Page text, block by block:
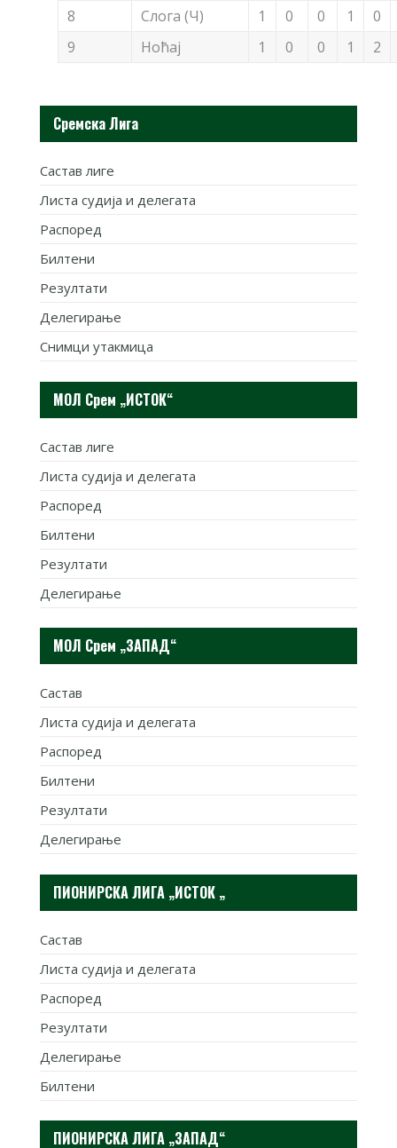
8
Слога (Ч) 1 0 0 1
0
9
Ноћај 1 0 0 1 2
Сремска Лига
Састав лиге
Листа судија и делегата
Распоред
Билтени
Резултати
Делегирање
Снимци утакмица
МОЛ Срем „ИСТОК“
Састав лиге
Листа судија и делегата
Распоред
Билтени
Резултати
Делегирање
МОЛ Срем „ЗАПАД“
Састав
Листа судија и делегата
Распоред
Билтени
Резултати
Делегирање
ПИОНИРСКА ЛИГА „ИСТОК „
Састав
Листа судија и делегата
Распоред
Резултати
Делегирање
Билтени
ПИОНИРСКА ЛИГА „ЗАПАД“